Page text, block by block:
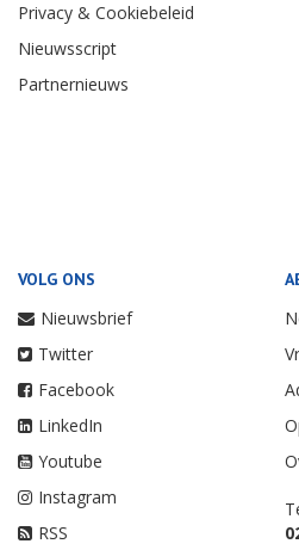
Privacy & Cookiebeleid
Nieuwsscript
Partnernieuws
VOLG ONS
Nieuwsbrief
Twitter
Facebook
LinkedIn
Youtube
Instagram
RSS